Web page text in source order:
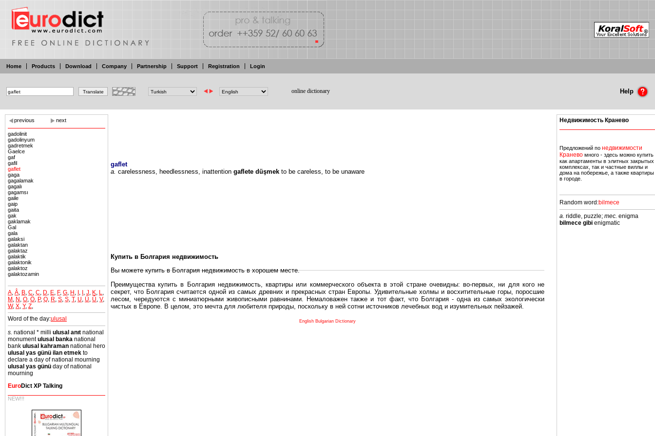
Home Products Download Company Partnership Support Registration Login
online dictionary Help
previous next
gadolinit
gadolinyum
gadretmek
Gaelce
gaf
gafil
gaflet
gaga
gagalamak
gagalı
gagamsı
gaile
gaip
gaita
gak
gaklamak
Gal
gala
galaksi
galaktan
galaktaz
galaktik
galaktonik
galaktoz
galaktozamin
A Â B C Ç D E F, G H I I J K L
M N O Ö P, Q R S Ş T, U Ü Û V,
W, X Y, Z
Word of the day:ulusal
s. national * milli ulusal anıt national
monumentulusal banka national
bank ulusal kahraman national hero
ulusal yas günü ilan etmek to
declare a day of national mourning
ulusal yas günü day of national
mourning
EuroDict XP Talking
NEW!!!
gaflet
a. carelessness, heedlessness, inattention gaflete düşmek to be careless, to be unaware
Купить в Болгария недвижимость
Вы можете купить в Болгария недвижимость в хорошем месте.
Преимущества купить в Болгария недвижимость, квартиры или коммерческого объекта в этой стране очевидны: во-первых, ни для кого не
секрет, что Болгария считается одной из самых древних и прекрасных стран Европы. Удивительные холмы и восхитительные горы, поросшие
лесом, чередуются с миниатюрными живописными равнинами. Немаловажен также и тот факт, что Болгария - одна из самых экологически
чистых в Европе. В целом, это мечта для любителя природы, поскольку в ней сотни источников лечебных вод и изумительных пейзажей.
Еще одно существенное преимущество в плане купить в Болгария недвижимость заключено в том, что Болгария безопасная страна - в ней
English Bulgarian Dictionary
Недвижимость Кранево
Предложений по недвижимости
Кранево много - здесь можно купить
как апартаменты в элитных закрытых
комплексах, так и частные виллы и
дома на побережье, а также квартиры
в городе.
Random word:bilmece
a. riddle, puzzle; mec. enigma
bilmece gibi enigmatic